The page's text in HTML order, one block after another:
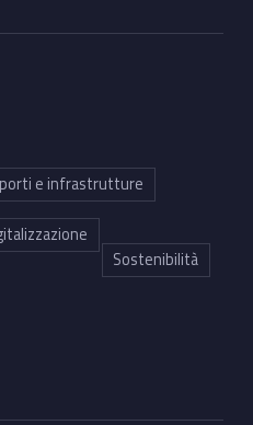
e infrastrutture
Sostenibilità